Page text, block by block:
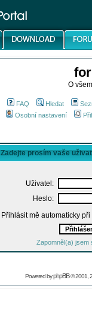
O
FAQ Hledat
Osobní nastavení
Zadejte prosím vaše
Uživatel:
Heslo:
Přihlásit mě automaticky
Zapomněl(a) jsem
Powered byphpBB© 2001,